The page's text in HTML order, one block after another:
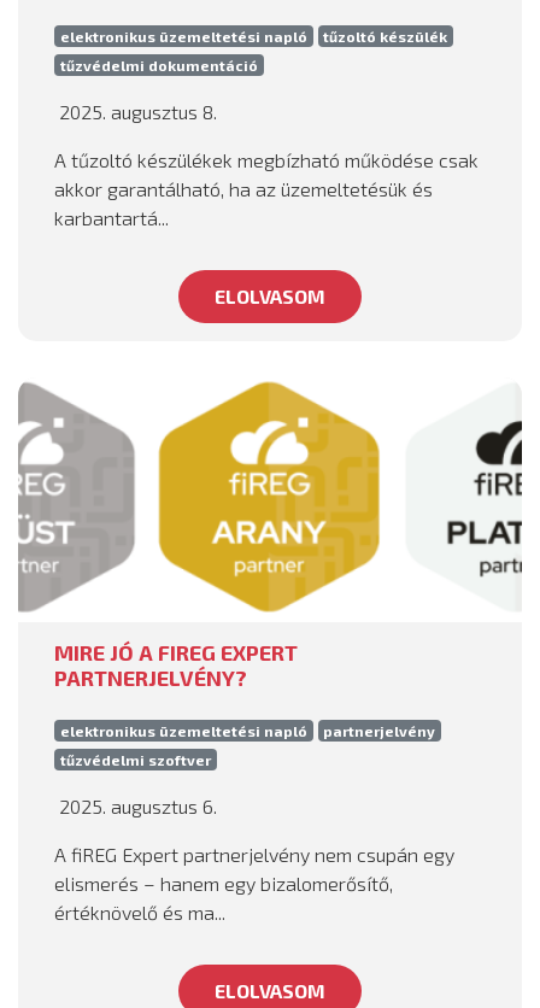
elektronikus üzemeltetési napló
tűzoltó készülék
tűzvédelmi dokumentáció
2025. augusztus 8.
A tűzoltó készülékek megbízható működése csak
akkor garantálható, ha az üzemeltetésük és
karbantartá...
ELOLVASOM
MIRE JÓ A FIREG EXPERT
PARTNERJELVÉNY?
elektronikus üzemeltetési napló
partnerjelvény
tűzvédelmi szoftver
2025. augusztus 6.
A fiREG Expert partnerjelvény nem csupán egy
elismerés – hanem egy bizalomerősítő,
értéknövelő és ma...
ELOLVASOM